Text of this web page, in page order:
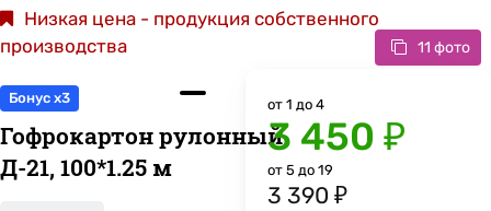
Низкая цена - продукция собственного
производства
11 фото
Бонус x3
Гофрокартон рулонный
Д-21, 100*1.25 м
от 1 до 4
3 450 ₽
от 5 до 19
3 390 ₽